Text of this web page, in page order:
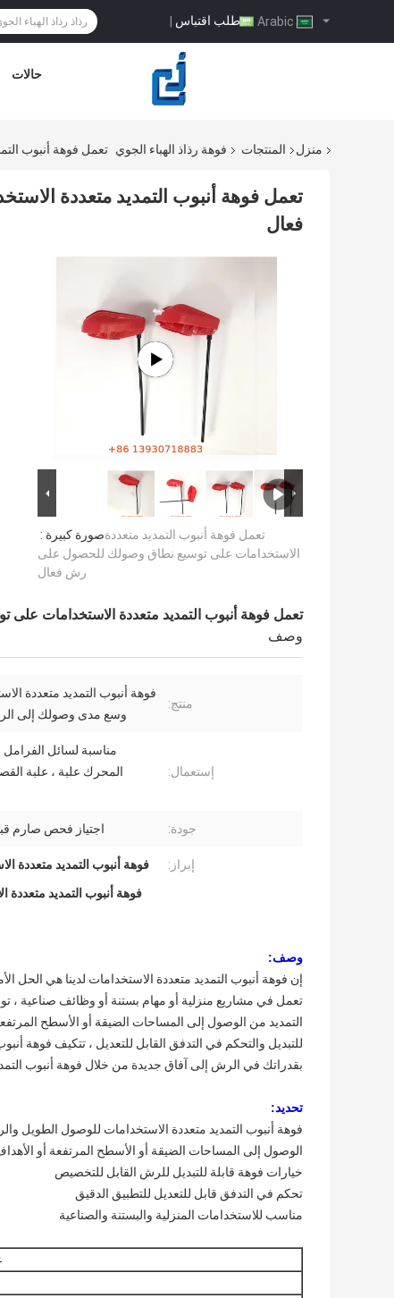
طلب اقتباس |
حالات
منزل المنتجات فوهة رذاذ الهباء الجوي تعمل فوهة أنبوب
تعمل فوهة أنبوب التمديد متعددة
فعال
صورة كبيرة :تعمل فوهة أنبوب التمديد متعددة
الاستخدامات على توسيع نطاق وصولك للحصول على
رش فعال
تعمل فوهة أنبوب التمديد متعددة الاستخدامات
وصف
منتج:
فوهة أنبوب التمديد متعددة
وسع مدى وصولك إلى
إستعمال:
مناسبة لسائل الفرامل
المحرك علبة ، علبة
جودة: اجتياز فحص صارم
إبراز: فوهة أنبوب التمديد متعددة
فوهة أنبوب التمديد
وصف:
إن فوهة أنبوب التمديد متعددة الاستخدامات لدينا هي
تعمل في مشاريع منزلية أو مهام بستنة أو وظائف صناعية ،
التمديد من الوصول إلى المساحات الضيقة أو الأسطح
للتبديل والتحكم في التدفق القابل للتعديل ، تتكيف فوهة
بقدراتك في الرش إلى آفاق جديدة من خلال فوهة أنبوب
تحديد:
فوهة أنبوب التمديد متعددة الاستخدامات للوصول الطويل
الوصول إلى المساحات الضيقة أو الأسطح المرتفعة أو
خيارات فوهة قابلة للتبديل للرش القابل للتخصيص
تحكم في التدفق قابل للتعديل للتطبيق الدقيق
مناسب للاستخدامات المنزلية والبستنة والصناعية